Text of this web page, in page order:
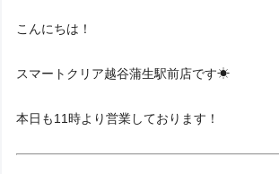
こんにちは！
スマートクリア越谷蒲生駅前店です☀
本日も11時より営業しております！